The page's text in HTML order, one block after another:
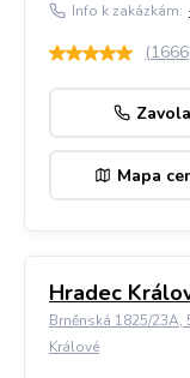
Info k zakázkám:
(1666
Mapa
Hradec
Brněnská 1825/23A,
Králové